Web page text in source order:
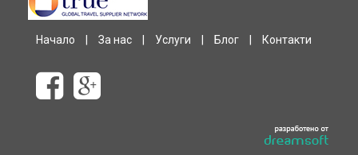
Начало За нас Услуги Блог Контакти